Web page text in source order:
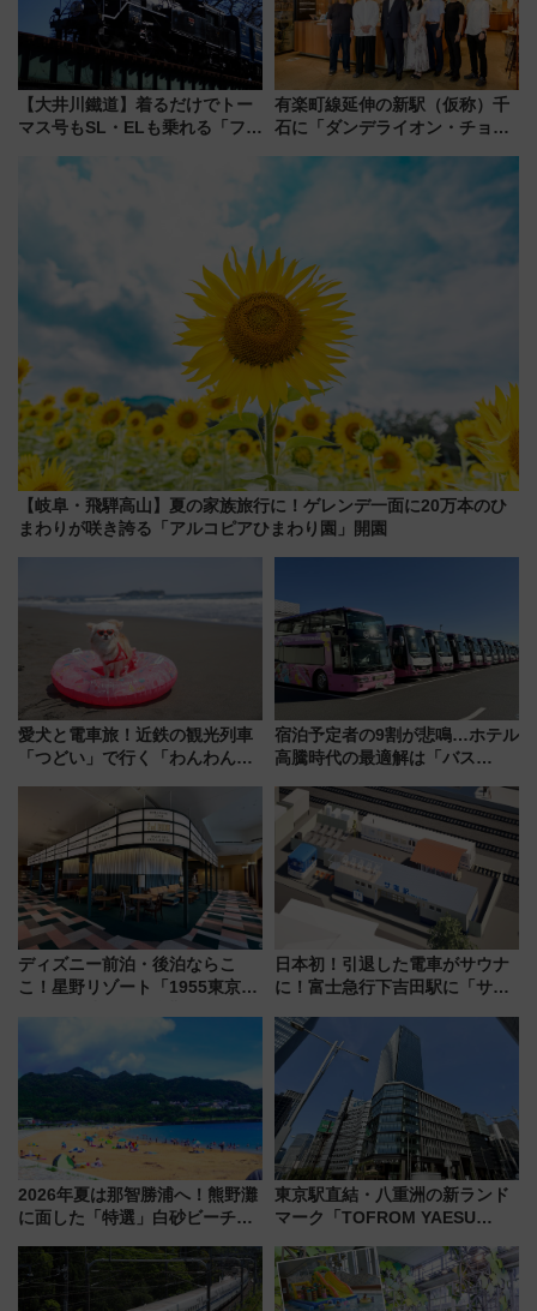
【大井川鐵道】着るだけでトー
マス号もSL・ELも乗れる「フリ
有楽町線延伸の新駅（仮称）千
石に「ダンデライオン・チョコ
1億円出資で挑む新時代のまちづ
【岐阜・飛騨高山】夏の家族旅行に！ゲレンデ一面に20万本のひ
まわりが咲き誇る「アルコピアひまわり園」開園
愛犬と電車旅！近鉄の観光列車
「つどい」で行く「わんわん列
める日帰りツアー
宿泊予定者の9割が悲鳴…ホテル
高騰時代の最適解は「バス
した、推し活遠征や観光時のリ
アルな懐事情
ディズニー前泊・後泊ならこ
こ！星野リゾート「1955東京ベ
つの理由 無料バス＆24時間サー
ビスで混雑回避
日本初！引退した電車がサウナ
に！富士急行下吉田駅に「サ電
業 行き交う電車の音や振動を
感じながら「ととのう」新感覚
2026年夏は那智勝浦へ！熊野灘
に面した「特選」白砂ビーチは
会」は8月11日開催！
東京駅直結・八重洲の新ランド
マーク「TOFROM YAESU
ないバスターミナル直結でスキ
マ時間が充実